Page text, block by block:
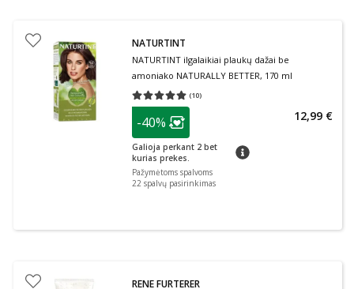
NATURTINT
NATURTINT ilgalaikiai plaukų dažai be
amoniako NATURALLY BETTER, 170 ml
(10)
Vidutinis įvertinimas 5.00
patarimas
Lojalumo klubo narių nuolaida
-40%
Galioja perkant 2 bet
kurias prekes.
patarimas
12,99 €
Pažymėtoms spalvoms
22 spalvų pasirinkimas
RENE FURTERER